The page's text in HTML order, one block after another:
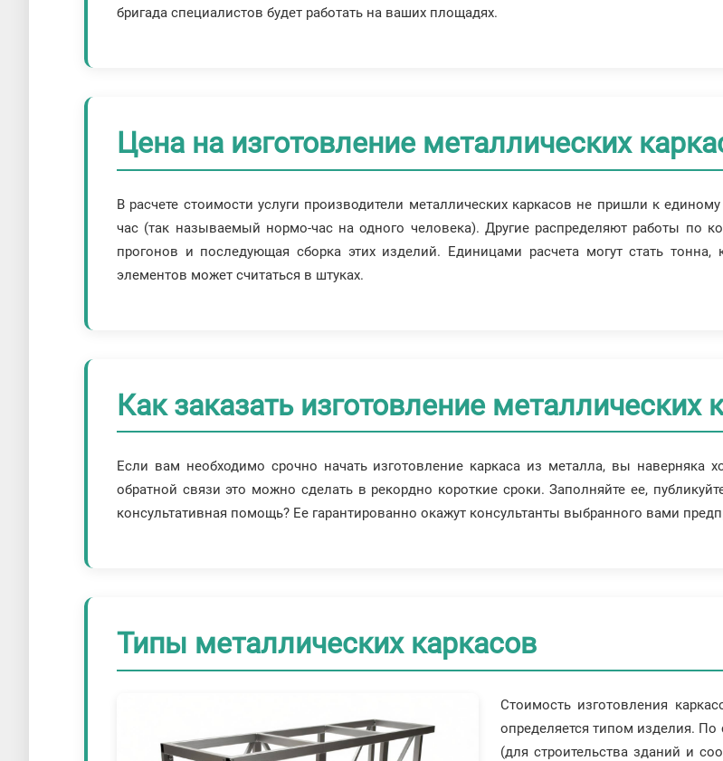
бригада специалистов будет работать на ваших площадях.
Цена на изготовление металлических
В расчете стоимости услуги производители металлических каркасов не пришли к
час (так называемый нормо-час на одного человека). Другие распределяют работы по
прогонов и последующая сборка этих изделий. Единицами расчета могут стать
элементов может считаться в штуках.
Как заказать изготовление металлических
Если вам необходимо срочно начать изготовление каркаса из металла, вы наверняка
обратной связи это можно сделать в рекордно короткие сроки. Заполняйте ее,
консультативная помощь? Ее гарантированно окажут консультанты выбранного вами
Типы металлических каркасов
Стоимость изготовления
определяется типом изделия.
(для строительства зданий и